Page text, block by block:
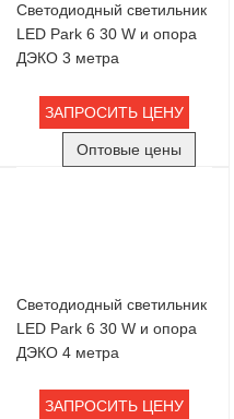
Светодиодный светильник
LED Park 6 30 W и опора
ДЭКО 3 метра
ЗАПРОСИТЬ ЦЕНУ
Оптовые цены
Светодиодный светильник
LED Park 6 30 W и опора
ДЭКО 4 метра
ЗАПРОСИТЬ ЦЕНУ